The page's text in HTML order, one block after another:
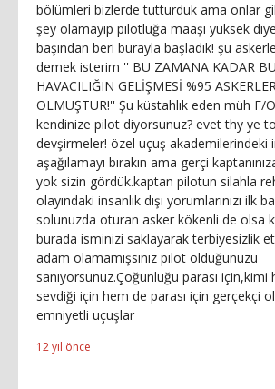
bölümleri bizlerde tutturduk ama onlar
şey olamayıp pilotluğa maaşı yüksek
başından beri burayla başladık! şu
demek isterim '' BU ZAMANA KADAR
HAVACILIĞIN GELİŞMESİ %95
OLMUŞTUR!'' Şu küstahlık eden müh F/
kendinize pilot diyorsunuz? evet thy ye
devşirmeler! özel uçuş akademilerindeki
aşağılamayı bırakın ama gerçi
yok sizin gördük.kaptan pilotun silahla
olayındaki insanlık dışı yorumlarınızı ilk
solunuzda oturan asker kökenli de olsa
burada isminizi saklayarak terbiyesizlik
adam olamamışsınız pilot olduğunuzu
sanıyorsunuz.Çoğunluğu parası için,kimi
sevdiği için hem de parası için gerçekçi
emniyetli uçuşlar
12 yıl önce